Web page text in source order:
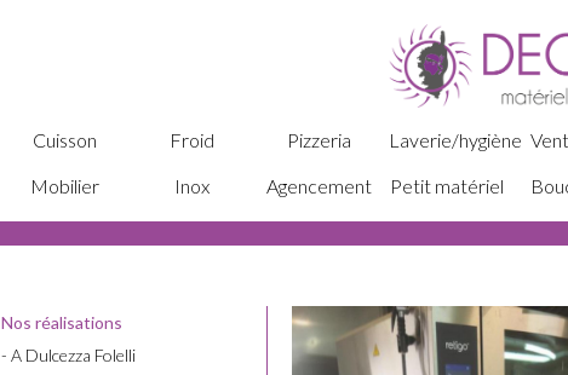
Cuisson Froid Pizzeria Laverie/hygiène
Mobilier
Inox Agencement Petit matériel
Nos réalisations
- A Dulcezza Folelli